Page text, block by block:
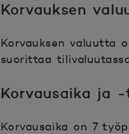
Korvauksen
Korvauksen valuutta
suorittaa
Korvausaika ja
Korvausaika on 7